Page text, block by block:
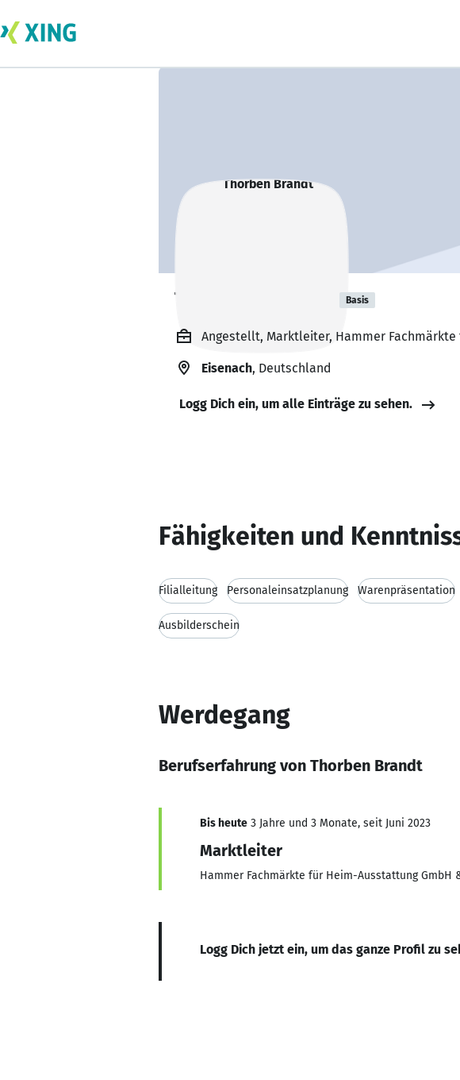
Thorben Brandt Basis
Angestellt, Marktleiter, Hammer Fachmärkte
Eisenach, Deutschland
Logg Dich ein, um alle Einträge zu sehen.
Fähigkeiten und
Filialleitung Personaleinsatzplanung Warenpräsentation
Ausbilderschein
Werdegang
Berufserfahrung von Thorben Brandt
Bis heute 3 Jahre und 3 Monate, seit Juni 2023
Marktleiter
Hammer Fachmärkte für Heim-Ausstattung GmbH
Logg Dich jetzt ein, um das ganze Profil zu